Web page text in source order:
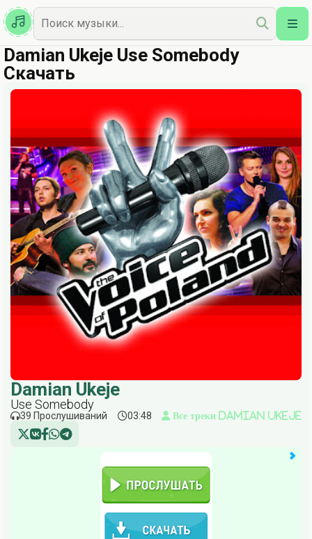
Казахская
Наш Топ
Damian Ukeje Use Somebody
Скачать
Damian Ukeje
Use Somebody
39 Прослушиваний 03:48 Все треки Damian Ukeje